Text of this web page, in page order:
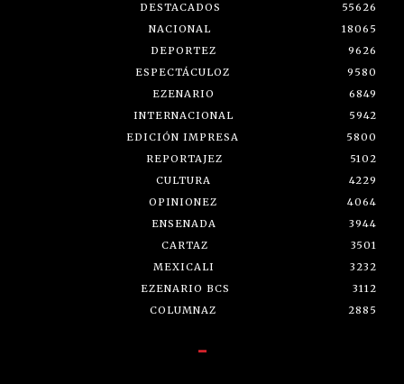
DESTACADOS
55626
NACIONAL
18065
DEPORTEZ
9626
ESPECTÁCULOZ
9580
EZENARIO
6849
INTERNACIONAL
5942
EDICIÓN IMPRESA
5800
REPORTAJEZ
5102
CULTURA
4229
OPINIONEZ
4064
ENSENADA
3944
CARTAZ
3501
MEXICALI
3232
EZENARIO BCS
3112
COLUMNAZ
2885
-